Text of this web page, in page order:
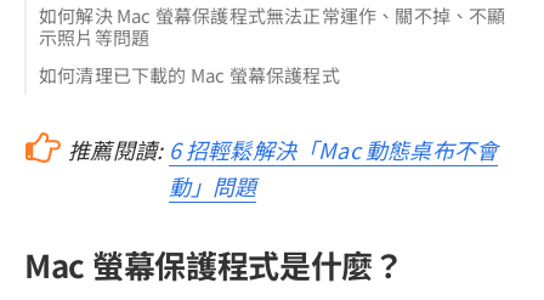
如何解決 Mac 螢幕保護程式無法正常運作、關不掉、不顯
示照片等問題
如何清理已下載的 Mac 螢幕保護程式
推薦閱讀: 6 招輕鬆解決「Mac 動態桌布不會
動」問題
Mac 螢幕保護程式是什麼？